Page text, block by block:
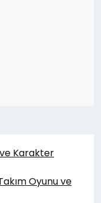
Karakter
Oyunu ve